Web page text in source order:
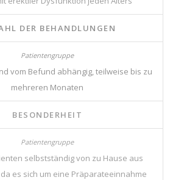
DER BEHANDLUNGEN
vom Befund abhängig, teilweise bis zu
mehreren Monaten
BESONDERHEIT
selbstständig von zu Hause aus
es sich um eine Präparateeinnahme